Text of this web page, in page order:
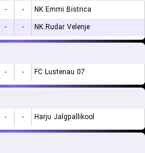
- -
NK Emmi Bistrica
- - NK Rudar Velenje
- - FC Lustenau 07
- - Harju Jalgpallikool